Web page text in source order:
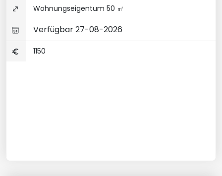
Wohnungseigentum 50 ㎡
Verfügbar 27-08-2026
1150